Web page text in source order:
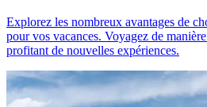
Explorez les nombreux avantages de
pour vos vacances. Voyagez de
profitant de nouvelles expériences.